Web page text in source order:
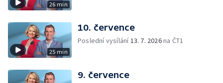
26 min
25 min
10. července
Poslední vysílání13. 7. 2026na ČT1
9. července